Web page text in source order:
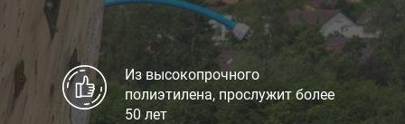
Из высокопрочного
полиэтилена, прослужит более
50 лет